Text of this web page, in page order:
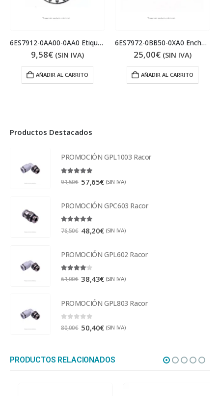
6ES7912-0AA00-0AA0 Etiquetas de slot
9,58€ (SIN IVA)
AÑADIR AL CARRITO
6ES7972-0BB50-0XA0 Enchufe conexión Profibus
25,00€ (SIN IVA)
AÑADIR AL CARRITO
Productos Destacados
PROMOCIÓN GPL1003 Racor
91,50€ 57,65€ (SIN IVA)
PROMOCIÓN GPC603 Racor
76,50€ 48,20€ (SIN IVA)
PROMOCIÓN GPL602 Racor
4.00out of 5
61,00€ 38,43€ (SIN IVA)
PROMOCIÓN GPL803 Racor
0 out of 5
80,00€ 50,40€ (SIN IVA)
PRODUCTOS RELACIONADOS